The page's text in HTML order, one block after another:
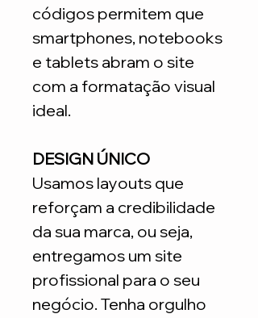
códigos permitem que
smartphones, notebooks
e tablets abram o site
com a formatação visual
ideal.
DESIGN ÚNICO
Usamos layouts que
reforçam a credibilidade
da sua marca, ou seja,
entregamos um site
profissional para o seu
negócio. Tenha orgulho